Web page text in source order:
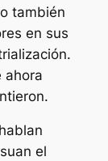
también
en sus
ahora
el